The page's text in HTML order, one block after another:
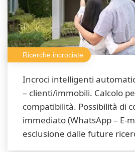
Ricerche incrociate
Incroci intelligenti
– clienti/immobili. Calcolo
compatibilità. Possibilità di
immediato (WhatsApp – E-
esclusione dalle future